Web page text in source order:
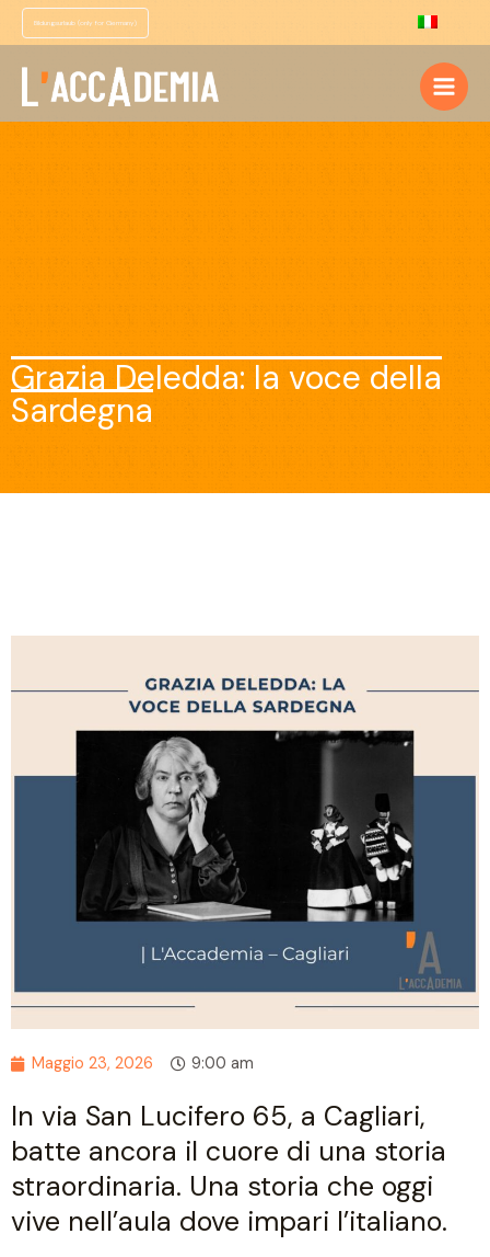
Bildungsurlaub (only for Germany)
Grazia Deledda: la voce della
Sardegna
Maggio 23, 2026 9:00 am
In via San Lucifero 65, a Cagliari,
batte ancora il cuore di una storia
straordinaria. Una storia che oggi
vive nell’aula dove impari l’italiano.